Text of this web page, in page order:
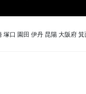
口 園田 伊丹 昆陽 大阪府